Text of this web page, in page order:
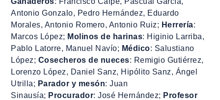
Antonio Gonzalo, Pedro Hernández, Eduardo
Morales, Antonio Romero, Antonio Ruiz; Herrería:
Marcos López; Molinos de harinas: Higinio Larriba,
Pablo Latorre, Manuel Navío; Médico: Salustiano
López; Cosecheros de nueces: Remigio Gutiérrez,
Lorenzo López, Daniel Sanz, Hipólito Sanz, Ángel
Utrilla; Parador y mesón: Juan
Sinausía; Procurador: José Hernández; Profesor